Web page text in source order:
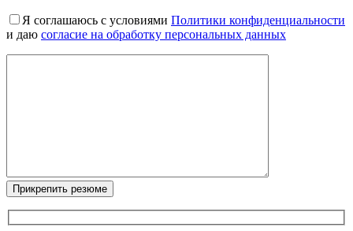
Я соглашаюсь с условиями Политики конфиденциальности
и даю согласие на обработку персональных данных